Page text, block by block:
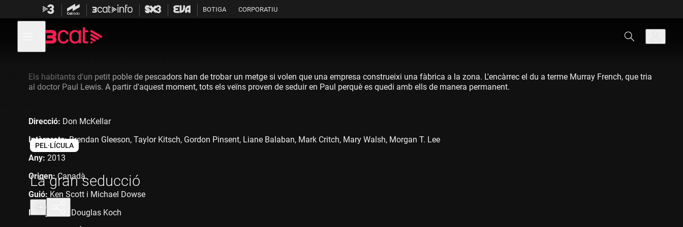
contingut
BOTIGA CORPORATIU
menú
de
PEL·LÍCULA
La gran seducció
Els habitants d'un petit poble de pescadors han de trobar un metge si volen que una empresa construeixi una fàbrica a la zona. L'encàrrec el du a terme Murray French, que tria
al doctor Paul Lewis. A partir d'aquest moment, tots els veïns proven de seduir en Paul perquè es quedi amb ells de manera permanent.
Direcció: Don McKellar
Intèrprets:Brendan Gleeson, Taylor Kitsch, Gordon Pinsent, Liane Balaban, Mark Critch, Mary Walsh, Morgan T. Lee
Any: 2013
Origen:Canadà
Guió: Ken Scott i Michael Dowse
Fotografia: Douglas Koch